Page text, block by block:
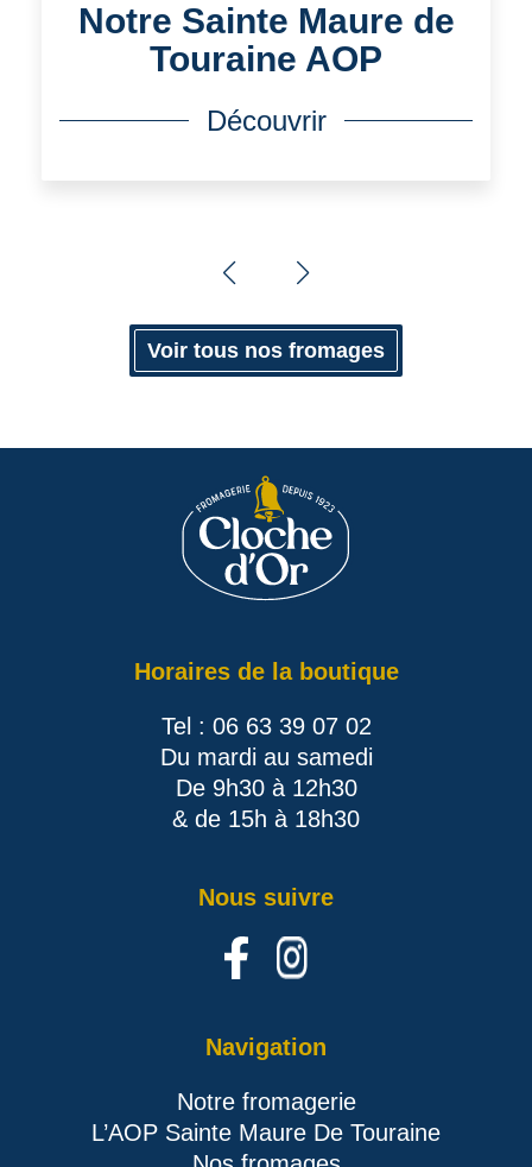
Notre Sainte Maure de
Touraine AOP
Découvrir
Voir tous nos fromages
Horaires de la boutique
Tel : 06 63 39 07 02
Du mardi au samedi
De 9h30 à 12h30
& de 15h à 18h30
Nous suivre
Navigation
Notre fromagerie
L’AOP Sainte Maure De Touraine